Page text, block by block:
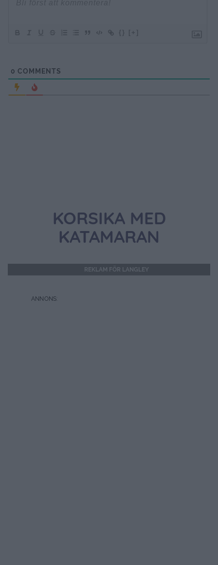
{} [+]
0 COMMENTS
KORSIKA MED
KATAMARAN
REKLAM FÖR LANGLEY